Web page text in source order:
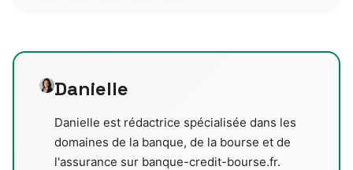
Danielle
Danielle est rédactrice spécialisée dans les
domaines de la banque, de la bourse et de
l'assurance sur banque-credit-bourse.fr.